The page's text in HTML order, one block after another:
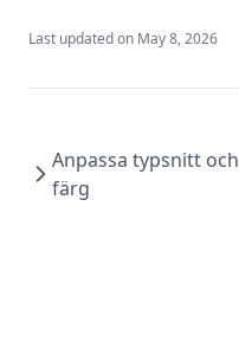
Last updated on May 8, 2026
Anpassa typsnitt och
färg